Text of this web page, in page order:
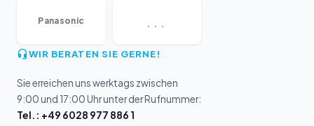
Panasonic ...
WIR BERATEN SIE GERNE!
Sie erreichen uns werktags zwischen
9:00 und 17:00 Uhr unter der Rufnummer:
Tel.: +49 6028 977 886 1